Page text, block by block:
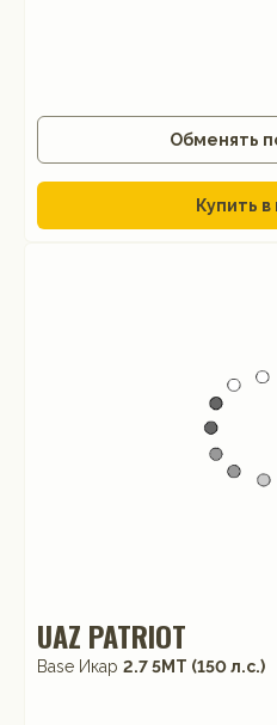
Обменять
Купить
UAZ PATRIOT
Base Икар 2.7 5МТ (150 л.с.)